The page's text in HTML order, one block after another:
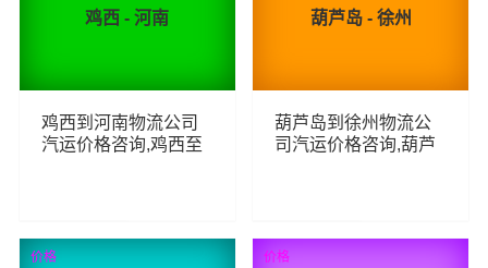
鸡西 - 河南
鸡西到河南物流公司
汽运价格咨询,鸡西至
81
查看详细
葫芦岛 - 徐州
葫芦岛到徐州物流公
司汽运价格咨询,葫芦
59
查看详细
价格 价格